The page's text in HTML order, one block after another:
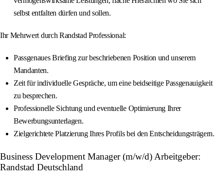
selbst entfalten dürfen und sollen.
Ihr Mehrwert durch Randstad Professional:
Passgenaues Briefing zur beschriebenen Position und unserem
Mandanten.
Zeit für individuelle Gespräche, um eine beidseitige Passgenauigkeit
zu besprechen.
Professionelle Sichtung und eventuelle Optimierung Ihrer
Bewerbungsunterlagen.
Zielgerichtete Platzierung Ihres Profils bei den Entscheidungsträgern.
Business Development Manager (m/w/d) Arbeitgeber:
Randstad Deutschland